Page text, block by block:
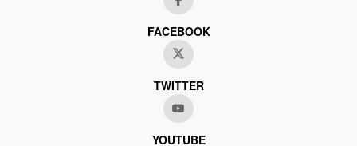
FACEBOOK
TWITTER
YOUTUBE